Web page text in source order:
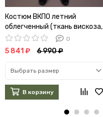
Костюм ВКПО летний
облегченный (ткань вискоза,
мультикам)
0
5 841 ₽ 6 990 ₽
Выбрать размер
В корзину